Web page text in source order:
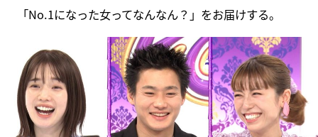
「No.1になった女ってなんなん？」をお届けする。